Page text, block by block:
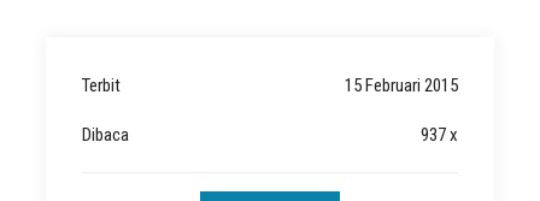
Terbit 15 Februari 2015
Dibaca 937 x